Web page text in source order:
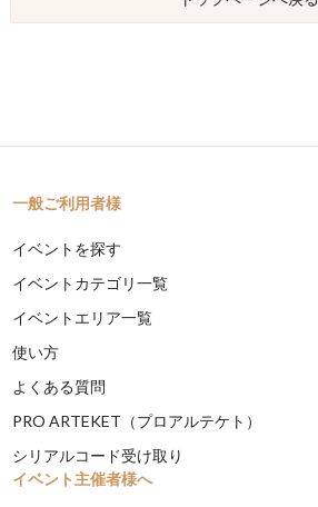
一般ご利用者様
イベントを探す
イベントカテゴリ一覧
イベントエリア一覧
使い方
よくある質問
PRO ARTEKET（プロアルテケト）
シリアルコード受け取り
イベント主催者様へ